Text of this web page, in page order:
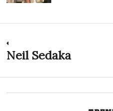
Post
navigation
Previous
Neil Sedaka